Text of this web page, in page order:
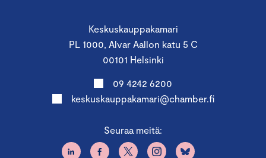
Keskuskauppakamari
PL 1000, Alvar Aallon katu 5 C
00101 Helsinki
09 4242 6200
keskuskauppakamari@chamber.fi
Seuraa meitä: